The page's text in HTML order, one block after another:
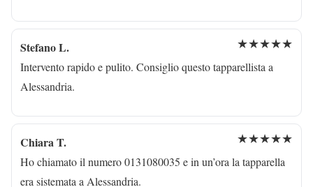
Stefano L. ★★★★★
Intervento rapido e pulito. Consiglio questo tapparellista a
Alessandria.
Chiara T. ★★★★★
Ho chiamato il numero 0131080035 e in un’ora la tapparella
era sistemata a Alessandria.